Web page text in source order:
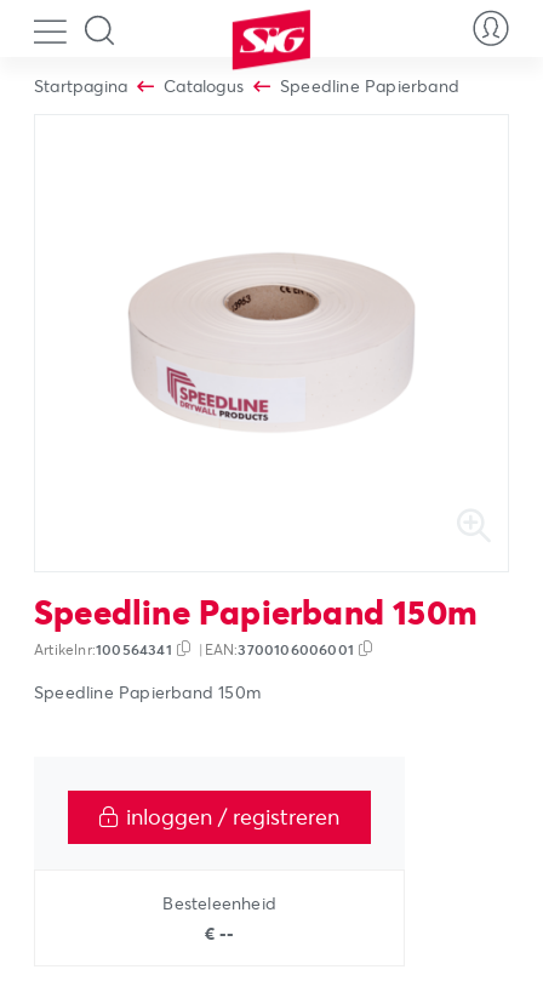
Startpagina Catalogus Speedline Papierband
Speedline Papierband 150m
Artikelnr:100564341 | EAN:3700106006001
Speedline Papierband 150m
inloggen / registreren
Besteleenheid
€ --